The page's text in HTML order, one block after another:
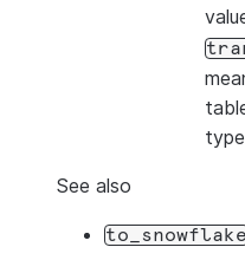
See also